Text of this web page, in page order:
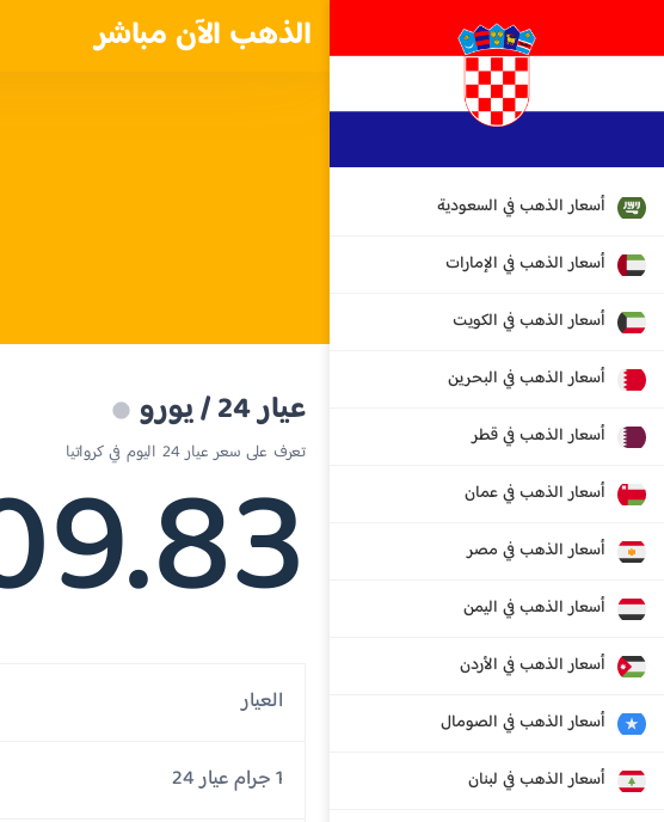
الذهب الآن مباشر
أسعار الذهب في السعودية
أسعار الذهب في الإمارات
أسعار الذهب في الكويت
أسعار الذهب في البحرين
أسعار الذهب في قطر
أسعار الذهب في عمان
أسعار الذهب في مصر
أسعار الذهب في اليمن
أسعار الذهب في الأردن
أسعار الذهب في الصومال
أسعار الذهب في لبنان
عيار 24 / يورو
تعرف على سعر عيار 24 اليوم في كرواتيا
العيار
1 جرام عيار 24